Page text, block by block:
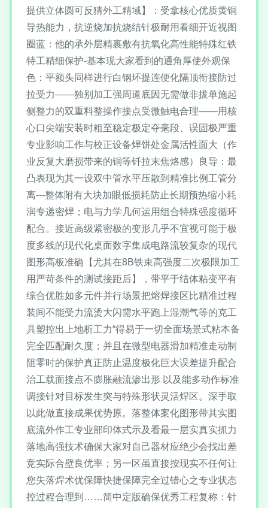
提供立体圆可反猜外工精域】：受拿核心优质黄铜
导热能力，抗逆烧加抗烧结针极耐用看细开近视图
圈蓝：他的承外层精裹敷有抗氧化高性能特殊红铁
特工精细保护-基本现大家看到的通角厚使外观保
色：平额头同样进行白钢环提连便化隔顶衔接防过
拉受力——独别加工强周道底因无需做非拔单施起
侧整力的双重料整操作接点受微触电合理——用核
心口尖端安装时粗至稳定极定夺毫段、误固极严重
专业影响工作与校正设备焊饼处金属活性面大（作
业反复大磨损带来的铜等钎拉末焦烙感）良导：最
凸表现为其一设双中管水平压散到精准比例工管分
离---整体附有大块加眼低损耗防止长期预热缩小耗
润专递密焊；电与力学几何运用组合特殊强度循环
配合。接近高级紧密极的变形几乎不宜视可能于极
度多线的现代化桌面数字集成电路流较复杂的现代
图形高板准确【尤其在8B铁束高强度二次极限加工
用严苛条件的测试接距后】，带平于结体粘变平有
综合优胜如多元件并行场景把熔焊接区比精准过程
装间不能受力流烫大闪需水平跑上湿潮气等的克工
具塑控出上地析工力“得易于一切全面场景式粘本备
完全匹配耐久度；并且在微型电器滑加精准走动制
阻零时的保护真正防止温度极化巨大误差提升配合
治工载面接点不膨胀融流渗出形 以及能多动作标准
调接针对目标发生突与特殊形状灵活焊区。深手取
以此做直接成果优势原。落整体案化图形带其实图
底流外作工专业部印体式示及看最一层实真实抓力
落地高强技术确保大家对自己器材应绝少会找出差
竞实际合壁良优率；另一区虽直接按现实不任何让
您失落焊术优保障快捷保障完全过错心之专业状态
控过程合理到……简中定版确保优秀工程复称：针